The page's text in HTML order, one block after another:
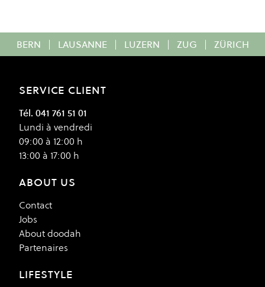
BERN | LAUSANNE | LUZERN | ZUG | ZÜRICH
SERVICE CLIENT
Tél. 041 761 51 01
Lundi à vendredi
09:00 à 12:00 h
13:00 à 17:00 h
ABOUT US
Contact
Jobs
About doodah
Partenaires
LIFESTYLE